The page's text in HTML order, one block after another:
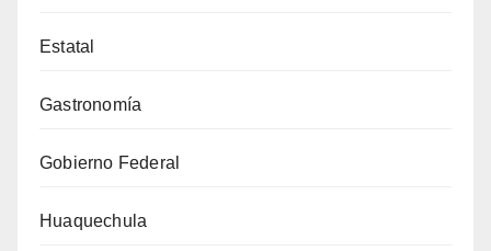
Estatal
Gastronomía
Gobierno Federal
Huaquechula